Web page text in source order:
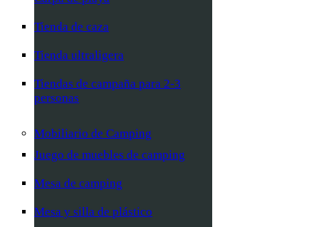
Tienda de caza
Tienda ultraligera
Tiendas de campaña para 2-3
personas
Mobiliario de Camping
Juego de muebles de camping
Mesa de camping
Mesa y silla de plástico